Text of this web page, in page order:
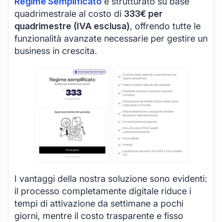
quadrimestrale al costo di 333€ per
quadrimestre (IVA esclusa), offrendo tutte le
funzionalità avanzate necessarie per gestire un
business in crescita.
I vantaggi della nostra soluzione sono evidenti:
il processo completamente digitale riduce i
tempi di attivazione da settimane a pochi
giorni, mentre il costo trasparente e fisso